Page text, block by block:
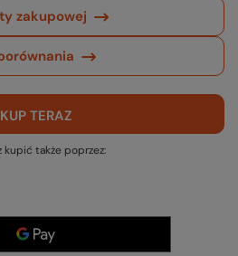
zakupowej
KUP TERAZ
kupić także poprzez: